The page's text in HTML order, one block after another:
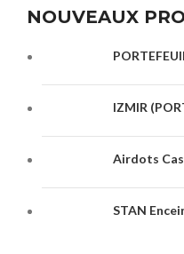
NOUVEAUX
IZMIR
Airdots
STAN